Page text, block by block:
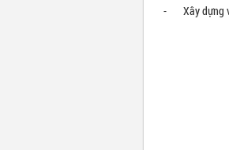
- Xây dựng và